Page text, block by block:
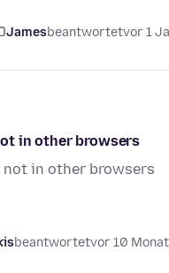
Jamesbeantwortetvor 1
in other browsers
not in other browsers
beantwortetvor 10